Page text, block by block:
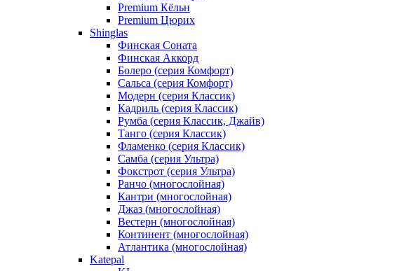
Premium Кёльн
Premium Цюрих
Shinglas
Финская Соната
Финская Аккорд
Болеро (серия Комфорт)
Сальса (серия Комфорт)
Модерн (серия Классик)
Кадриль (серия Классик)
Румба (серия Классик, Джайв)
Танго (серия Классик)
Фламенко (серия Классик)
Самба (серия Ультра)
Фокстрот (серия Ультра)
Ранчо (многослойная)
Кантри (многослойная)
Джаз (многослойная)
Вестерн (многослойная)
Континент (многослойная)
Атлантика (многослойная)
Katepal